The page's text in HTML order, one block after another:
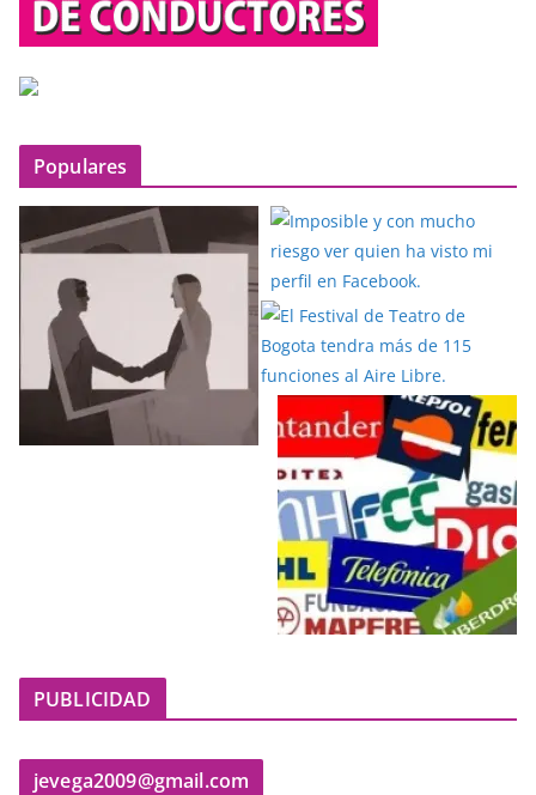
Populares
PUBLICIDAD
jevega2009@gmail.com